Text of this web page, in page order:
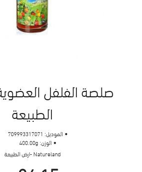
صلصة الفلفل
الطبيعة
الموديل: 709993317071
الوزن: 400.00g
Natureland -ارض الطبيعة